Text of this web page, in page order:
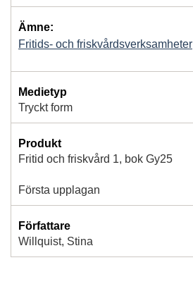
Ämne:
Fritids- och friskvårdsverksamheter
Medietyp
Tryckt form
Produkt
Fritid och friskvård 1, bok Gy25
Första upplagan
Författare
Willquist, Stina